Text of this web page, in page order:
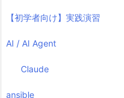
【初学者向け】実践演習
AI / AI Agent
Claude
ansible